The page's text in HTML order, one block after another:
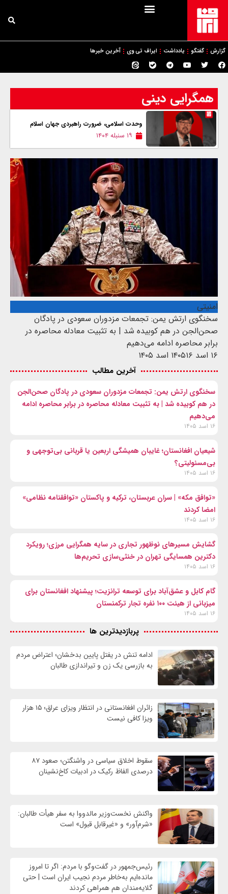
گزارش گفتگو یادداشت ایراف تی وی آخرین خبرها
همگرایی دینی
وحدت اسلامی، ضرورت راهبردی جهان اسلام
۱۹ سنبله ۱۴۰۴
امنیتی
سخنگوی ارتش یمن: تجمعات مزدوران سعودی در پادگان
صحن‌الجن در هم کوبیده شد | به تثبیت معادله محاصره در
برابر محاصره ادامه می‌دهیم
۱۶ اسد ۱۴۰۵
۱۶ اسد ۱۴۰۵
آخرین مطالب
سخنگوی ارتش یمن: تجمعات مزدوران سعودی در پادگان صحن‌الجن
در هم کوبیده شد | به تثبیت معادله محاصره در برابر محاصره ادامه
می‌دهیم
۱۶ اسد ۱۴۰۵
شیعیان افغانستان؛ غایبان همیشگی اربعین یا قربانی بی‌توجهی و
بی‌مسئولیتی؟
۱۶ اسد ۱۴۰۵
«توافق مکه» | سران عربستان، ترکیه و پاکستان «توافقنامه نظامی»
امضا کردند
۱۶ اسد ۱۴۰۵
گشایش مسیرهای نوظهور تجاری در سایه همگرایی مرزی؛ رویکرد
دکترین همسایگی تهران در خنثی‌سازی تحریم‌ها
۱۶ اسد ۱۴۰۵
گام کابل و عشق‌آباد برای توسعه ترانزیت؛ پیشنهاد افغانستان برای
میزبانی از هیئت ۱۰۰ نفره تجار ترکمنستان
۱۶ اسد ۱۴۰۵
پربازدیدترین ها
ادامه تنش در یفتل پایین بدخشان؛ اعتراض مردم
به بازرسی یک زن و تیراندازی طالبان
زائران افغانستانی در انتظار ویزای عراق؛ ۱۵ هزار
ویزا کافی نیست
سقوط اخلاق سیاسی در واشنگتن؛ صعود ۸۷
درصدی الفاظ رکیک در ادبیات کاخ‌نشینان
واکنش نخست‌وزیر مالدووا به سفر هیأت طالبان:
«شرم‌آور» و «غیرقابل قبول» است
رئیس‌جمهور در گفت‌وگو با مردم: اگر تا امروز
مانده‌ایم به‌خاطر مردم نجیب ایران است | حتی
گلایه‌مندان هم همراهی کردند